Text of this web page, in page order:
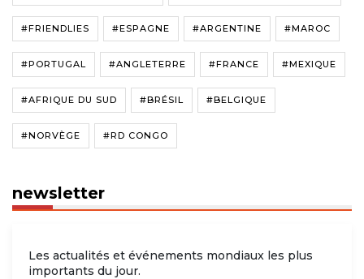
#FRIENDLIES #ESPAGNE #ARGENTINE #MAROC
#PORTUGAL #ANGLETERRE #FRANCE #MEXIQUE
#AFRIQUE DU SUD #BRÉSIL #BELGIQUE
#NORVÈGE #RD CONGO
newsletter
Les actualités et événements mondiaux les plus
importants du jour.